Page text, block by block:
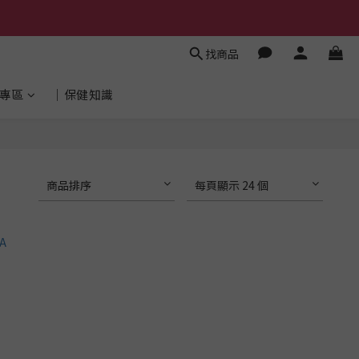
找商品
區 │保健知識
商品排序 每頁顯示 24 個